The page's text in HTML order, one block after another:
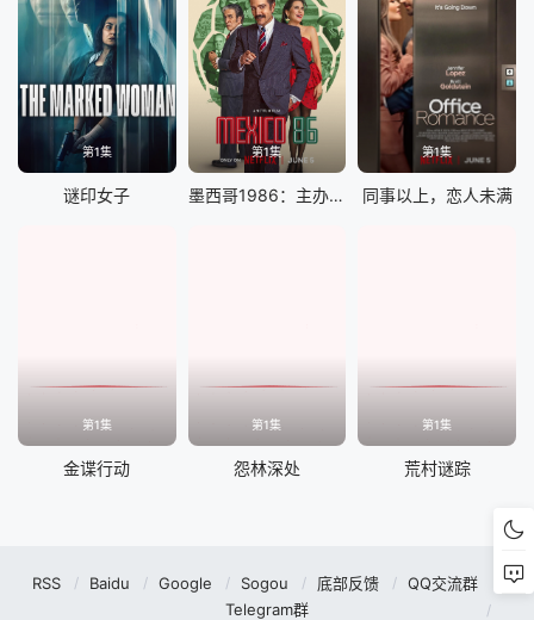
第1集
谜印女子
第1集
墨西哥1986：主办大作战
第1集
同事以上，恋人未满
第1集
金谍行动
第1集
怨林深处
第1集
荒村谜踪
RSS Baidu Google Sogou 底部反馈
QQ交流群
Telegram群